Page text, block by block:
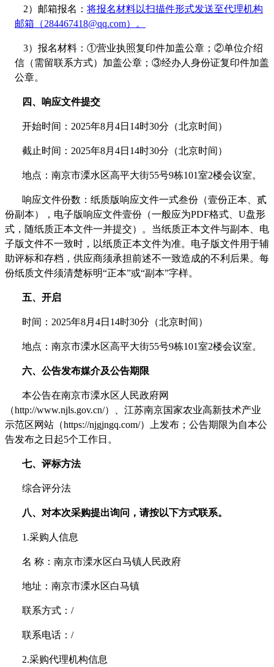
2） 邮箱报名： 将报名材料以扫描件形式发送至代理机构
邮箱（284467418@qq.com）。
3） 报名材料： ①营业执照复印件加盖公章；②单位介绍
信（需留联系方式） 加盖公章； ③经办人身份证复印件加盖
公章。
四、响应文件提交
开始时间： 2025年8月 4日 14时30分（北京时间）
截止时间： 2025年8月 4日 14时30分 （北京时间）
地点： 南京市溧水区高平大街55号9栋101室2楼会议室。
响应文件份数：纸质版响应文件一式叁份（壹份正本、贰
份副本），电子版响应文件壹份（一般应为PDF格式、U盘形
式，随纸质正本文件一并提交）。当纸质正本文件与副本、电
子版文件不一致时，以纸质正本文件为准。电子版文件用于辅
助评标和存档，供应商须承担前述不一致造成的不利后果。每
份纸质文件须清楚标明“正本”或“副本”字样。
五、开启
时间： 2025年8月 4日 14时30分 （北京时间）
地点： 南京市溧水区高平大街55号9栋101室2楼会议室。
六、公告发布媒介及公告期限
本公告在南京市溧水区人民政府网
（http://www.njls.gov.cn/）
、江苏南京国家农业高新技术产业
示范区网站（https://njgjngq.com/）
上发布；公告期限为自本公
告发布之日起5个工作日。
七、 评标方法
综合评分法
八、对本次采购提出询问，请按以下方式联系。
1.采购人信息
名 称：南京市溧水区白马镇人民政府
地址：南京市溧水区白马镇
联系方式： /
联系电话： /
2.采购代理机构信息